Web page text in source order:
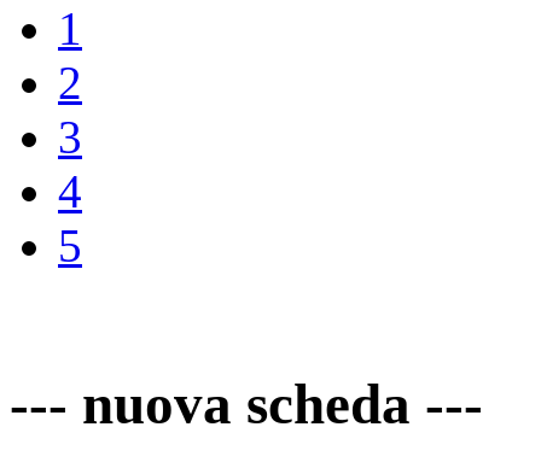
1
2
3
4
5
--- nuova scheda ---